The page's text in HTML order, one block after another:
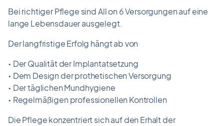
Bei richtiger Pflege sind All on 6 Versorgungen auf eine
lange Lebensdauer ausgelegt.
Der langfristige Erfolg hängt ab von
• Der Qualität der Implantatsetzung
• Dem Design der prothetischen Versorgung
• Der täglichen Mundhygiene
• Regelmäßigen professionellen Kontrollen
Die Pflege konzentriert sich auf den Erhalt der